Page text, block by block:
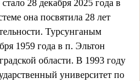
стало 28 декабря 2025 года в
она посвятила 28 лет
Турсунганым
1959 года в п. Эльтон
области. В 1993 году
университет по